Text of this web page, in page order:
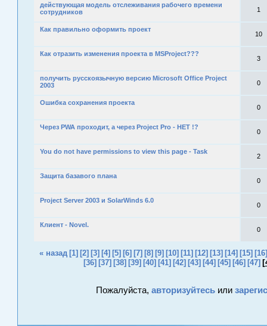
действующая модель отслеживания рабочего времени
сотрудников
1
Как правильно оформить проект
10
Как отразить изменения проекта в MSProject???
3
получить русскоязычную версию Microsoft Office Project
2003
0
Ошибка сохранения проекта
0
Через PWA проходит, а через Project Pro - НЕТ !?
0
You do not have permissions to view this page - Task
2
Защита базавого плана
0
Project Server 2003 и SolarWinds 6.0
0
Клиент - Novel.
0
« назад [1] [2] [3] [4] [5] [6] [7] [8] [9] [10] [11] [12] [13] [14] [15] [16]
[36] [37] [38] [39] [40] [41] [42] [43] [44] [45] [46] [47] [
Пожалуйста, авторизуйтесьили